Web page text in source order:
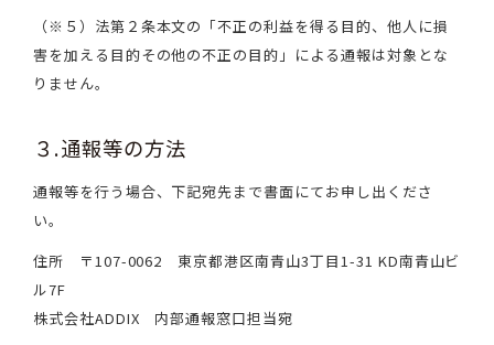
（※５）法第２条本文の「不正の利益を得る目的、他人に損
害を加える目的その他の不正の目的」による通報は対象とな
りません。
３.通報等の方法
通報等を行う場合、下記宛先まで書面にてお申し出くださ
い。
住所 〒107-0062 東京都港区南青山3丁目1-31 KD南青山ビ
ル7F
株式会社ADDIX 内部通報窓口担当宛